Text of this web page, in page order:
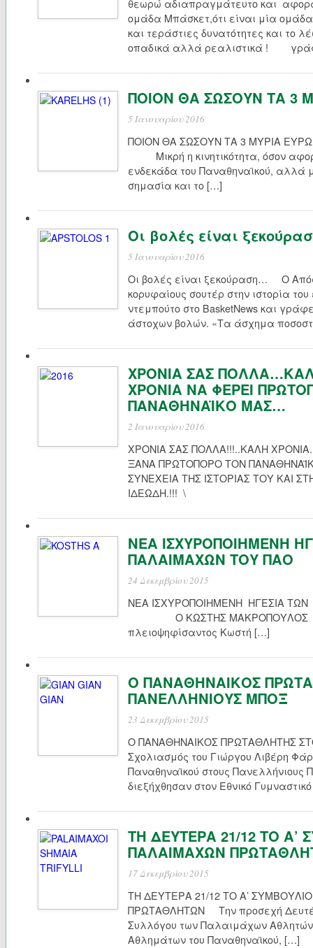
θεωρώ αδιαπραγμάτευτο και
ομάδα Μπάσκετ,ότι είναι μία
και τεράστιες δυνατότητες και το
οπαδικά αλλά ρεαλιστικά !
ΠΟΙΟΝ ΘΑ ΣΩΣΟΥΝ ΤΑ 3
5 Ιανουαρίου 2016
ΠΟΙΟΝ ΘΑ ΣΩΣΟΥΝ ΤΑ 3 ΜΥΡΙΑ ΕΥΡΩ;
Μικρή η κινητικότητα, όσον
ενδεκάδα του Παναθηναϊκού, αλλά
σημασία και το […]
Οι βολές είναι
5 Ιανουαρίου 2016
Οι βολές είναι ξεκούραση… Ο
κορυφαίους σουτέρ στην ιστορία
ντεμπούτο στο BasketNews και
άστοχων βολών. «Τα άσχημα
ΧΡΟΝΙΑ ΣΑΣ
ΧΡΟΝΙΑ ΝΑ ΦΕΡΕΙ
ΠΑΝΑΘΗΝΑΪΚΟ ΜΑΣ…
2 Ιανουαρίου 2016
ΧΡΟΝΙΑ ΣΑΣ ΠΟΛΛΑ!!!..ΚΑΛΗ
ΞΑΝΑ ΠΡΩΤΟΠΟΡΟ ΤΟΝ
ΣΥΝΕΧΕΙΑ ΤΗΣ ΙΣΤΟΡΙΑΣ ΤΟΥ ΚΑΙ
ΙΔΕΩΔΗ.!!! \
ΝΕΑ ΙΣΧΥΡΟΠΟΙΗΜΕΝΗ
ΠΑΛΑΙΜΑΧΩΝ ΤΟΥ ΠΑΟ
24 Δεκεμβρίου 2015
ΝΕΑ ΙΣΧΥΡΟΠΟΙΗΜΕΝΗ ΗΓΕΣΙΑ
Ο ΚΩΣΤΗΣ ΜΑΚΡΟΠΟΥΛΟΣ Υπό
πλειοψηφίσαντος Κωστή […]
Ο ΠΑΝΑΘΗΝΑΙΚΟΣ
ΠΑΝΕΛΛΗΝΙΟΥΣ ΜΠΟΞ
23 Δεκεμβρίου 2015
Ο ΠΑΝΑΘΗΝΑΙΚΟΣ ΠΡΩΤΑΘΛΗΤΗΣ
Σχολιασμός του Γιώργου Λιβέρη
Παναθηναϊκού στους Πανελλήνιους
διεξήχθησαν στον Εθνικό
ΤΗ ΔΕΥΤΕΡΑ 21/12 ΤΟ Α’
ΠΑΛΑΙΜΑΧΩΝ
17 Δεκεμβρίου 2015
ΤΗ ΔΕΥΤΕΡΑ 21/12 ΤΟ Α’
ΠΡΩΤΑΘΛΗΤΩΝ Την προσεχή
Συλλόγου των Παλαιμάχων
Αθλημάτων του Παναθηναϊκού, […]